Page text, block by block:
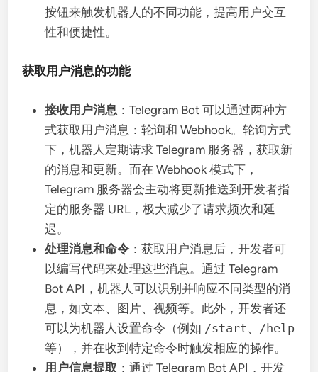
按钮来触发机器人的不同功能，提高用户交互
性和便捷性。
获取用户消息的功能
接收用户消息 ：Telegram Bot 可以通过两种方
式获取用户消息：轮询和 Webhook。轮询方式
下，机器人定期请求 Telegram 服务器，获取新
的消息和更新。而在 Webhook 模式下，
Telegram 服务器会主动将更新推送到开发者指
定的服务器 URL，极大减少了请求频次和延
迟。
处理消息和命令 ：获取用户消息后，开发者可
以编写代码来处理这些消息。通过 Telegram
Bot API，机器人可以识别并响应不同类型的消
息，如文本、图片、视频等。此外，开发者还
可以为机器人设置命令（例如 /start、 /help
等），并在收到特定命令时触发相应的操作。
用户信息提取 ：通过 Telegram Bot API，开发